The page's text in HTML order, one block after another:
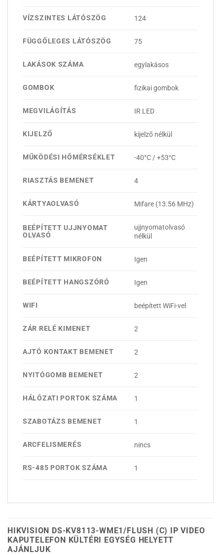
VÍZSZINTES LÁTÓSZÖG 124
FÜGGŐLEGES LÁTÓSZÖG 75
LAKÁSOK SZÁMA egylakásos
GOMBOK fizikai gombok
MEGVILÁGÍTÁS IR LED
KIJELZŐ kijelző nélkül
MŰKÖDÉSI HŐMÉRSÉKLET -40°C / +53°C
RIASZTÁS BEMENET 4
KÁRTYAOLVASÓ Mifare (13.56 MHz)
BEÉPÍTETT UJJNYOMAT
OLVASÓ
ujjnyomatolvasó
nélkül
BEÉPÍTETT MIKROFON Igen
BEÉPÍTETT HANGSZÓRÓ Igen
WIFI beépített WiFi-vel
ZÁR RELÉ KIMENET 2
AJTÓ KONTAKT BEMENET 2
NYITÓGOMB BEMENET 2
HÁLÓZATI PORTOK SZÁMA 1
SZABOTÁZS BEMENET 1
ARCFELISMERÉS nincs
RS-485 PORTOK SZÁMA 1
HIKVISION DS-KV8113-WME1/FLUSH (C) IP VIDEO
KAPUTELEFON KÜLTÉRI EGYSÉG HELYETT
AJÁNLJUK